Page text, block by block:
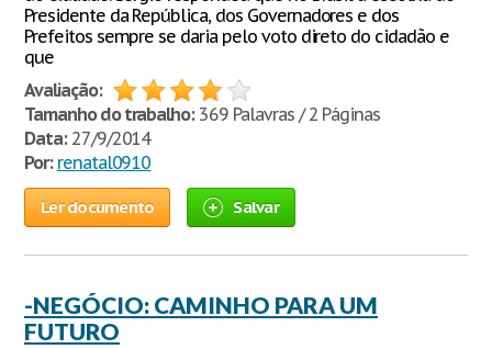
Presidente da República, dos Governadores e dos
Prefeitos sempre se daria pelo voto direto do cidadão e
que
Avaliação:
Tamanho do trabalho:369 Palavras / 2 Páginas
Data:27/9/2014
Por: renatal0910
Ler documento Salvar
-NEGÓCIO: CAMINHO PARA UM
FUTURO